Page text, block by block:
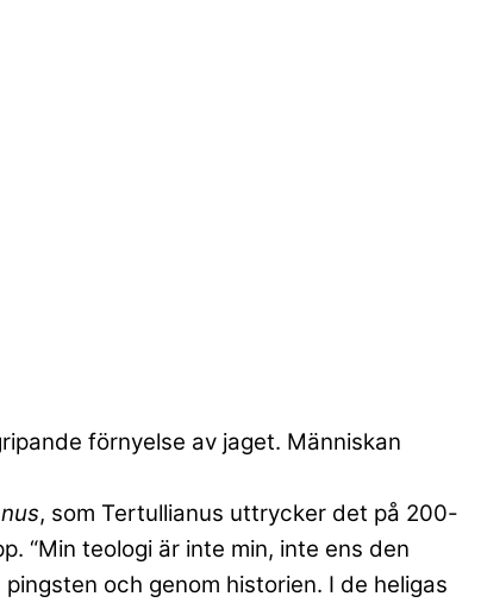
förnyelse av jaget. Människan
, som Tertullianus uttrycker det på 200-
“Min teologi är inte min, inte ens den
och genom historien. I de heligas